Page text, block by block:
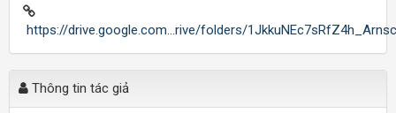
https://drive.google.com...rive/folders/
Thông tin tác giả